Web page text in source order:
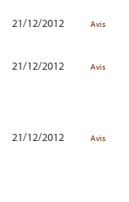
21/12/2012
Avis
21/12/2012
Avis
21/12/2012
Avis